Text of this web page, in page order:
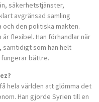
säkerhetstjänster,
avgränsad samling
den politiska makten.
är flexibel. Han förhandlar när
samtidigt som han helt
bättre.
hela världen att glömma det
Han gjorde Syrien till en